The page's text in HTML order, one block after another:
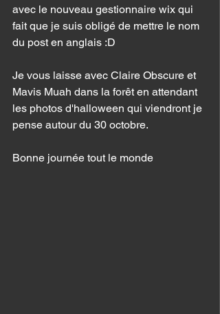
avec le nouveau gestionnaire wix qui
fait que je suis obligé de mettre le nom
du post en anglais :D
Je vous laisse avec Claire Obscure et
Mavis Muah dans la forêt en attendant
les photos d'halloween qui viendront je
pense autour du 30 octobre.
Bonne journée tout le monde